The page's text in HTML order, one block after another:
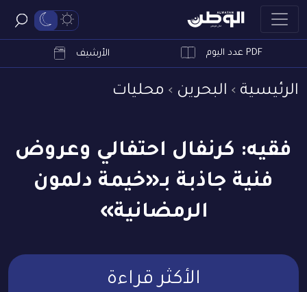
PDF عدد اليوم الأرشيف
الرئيسية البحرين محليات
فقيه: كرنفال احتفالي وعروض
فنية جاذبة بـ«خيمة دلمون
الرمضانية»
الأكثر قراءة